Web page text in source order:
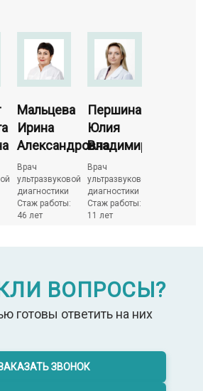
Мальцева
Ирина
Александровна
Врач
ультразвуковой
диагностики
Стаж работы:
46 лет
Першина
Юлия
Владимировна
Врач
ультразвуковой
диагностики
Стаж работы:
11 лет
ВОПРОСЫ?
готовы ответить на них
ЗВОНОК